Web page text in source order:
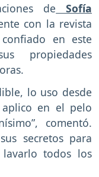
de
Sofía
con la revista
en este
propiedades
lo uso desde
en el pelo
comentó.
secretos para
todos los